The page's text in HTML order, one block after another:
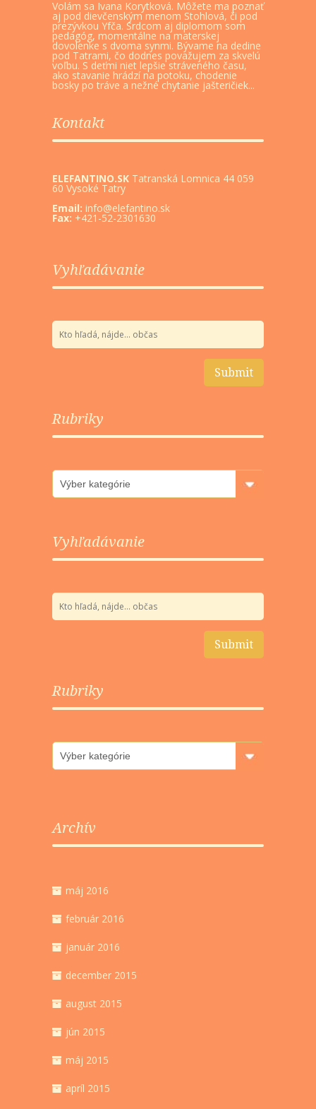
Volám sa Ivana Korytková. Môžete ma poznať
aj pod dievčenským menom Stohlová, či pod
prezývkou Yfča. Srdcom aj diplomom som
pedagóg, momentálne na materskej
dovolenke s dvoma synmi. Bývame na dedine
pod Tatrami, čo dodnes považujem za skvelú
voľbu. S deťmi niet lepšie stráveného času,
ako stavanie hrádzí na potoku, chodenie
bosky po tráve a nežné chytanie jašteričiek...
Kontakt
ELEFANTINO.SK Tatranská Lomnica 44 059
60 Vysoké Tatry
Email: info@elefantino.sk
Fax: +421-52-2301630
Vyhľadávanie
Rubriky
Rubriky
Vyhľadávanie
Rubriky
Rubriky
Archív
máj 2016
február 2016
január 2016
december 2015
august 2015
jún 2015
máj 2015
apríl 2015